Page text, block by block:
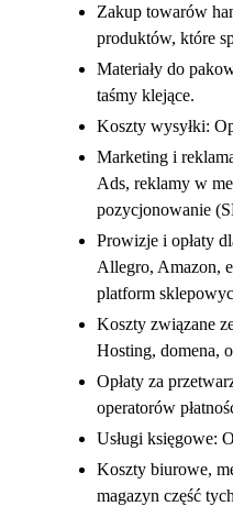
Zakup towarów
produktów, które
Materiały do
taśmy klejące.
Koszty wysyłki:
Marketing i
Ads, reklamy w
pozycjonowanie
Prowizje i opłaty
Allegro, Amazon,
platform
Koszty związane
Hosting, domena,
Opłaty za
operatorów
Usługi księgowe:
Koszty biurowe,
magazyn część